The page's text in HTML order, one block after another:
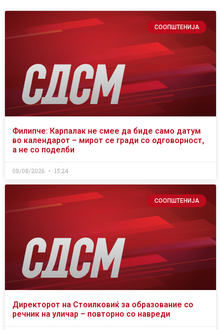
СООПШТЕНИЈА
Филипче: Карпалак не смее да биде само датум
во календарот – мирот се гради со одговорност,
а не со поделби
08/08/2026 15:24
СООПШТЕНИЈА
Директорот на Стоилковиќ за образование со
речник на уличар – повторно со навреди